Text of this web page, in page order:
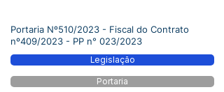
Portaria Nº510/2023 - Fiscal do Contrato
nº409/2023 - PP n° 023/2023
Legislação
Portaria